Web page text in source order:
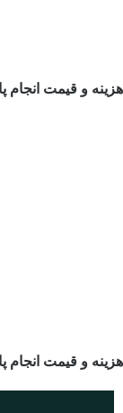
هزینه و قیمت انجام
هزینه و قیمت انجام